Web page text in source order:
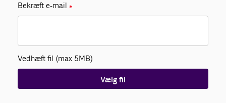
Bekræft e-mail ✱
Vedhæft fil (max 5MB)
Vælg fil